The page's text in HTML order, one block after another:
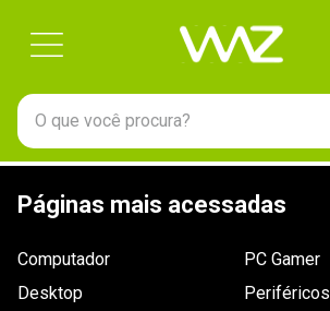
O que você procura?
Páginas mais acessadas
Computador
Desktop
PC Gamer
Periféricos
1º
gabinete
ssd